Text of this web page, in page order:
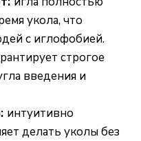
укола, что
с иглофобией.
строгое
введения и
интуитивно
делать уколы без